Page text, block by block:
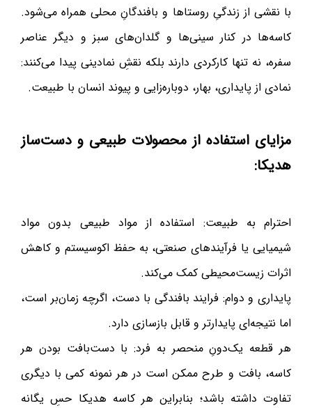
با نقشی از زندگیِ روستاها و بافندگانِ محلی همراه می‌شود.
کاسه‌ها در کنار سینی‌ها و گلدان‌های سبز و دیگر عناصر
سفره، نه تنها کارکردی دارند بلکه نقشِ نمادینی پیدا می‌کنند:
نمادی از پایداری، بهار، دوباره‌زایی و پیوند انسان با طبیعت.
مزایای استفاده از محصولات طبیعی و دست‌ساز
هدیکا:
احترام به طبیعت: استفاده از مواد طبیعی بدون مواد
شیمیایی یا فرآیندهای صنعتی، به حفظ اکوسیستم و کاهش
اثرات زیست‌محیطی کمک می‌کند.
پایداری و دوام: فرایند بافندگی با دست، اگرچه زمان‌بر است،
اما نتیجه‌ای پایدارتر و قابل بازسازی دارد.
هر قطعه یک‌دونِ منحصر به فرد: با دست‌بافت بودن هر
کاسه، بافت و طرح ممکن است در هر نمونه کمی با دیگری
تفاوت داشته باشد؛ بنابراین هر کاسه هدیکا حسِ یگانه